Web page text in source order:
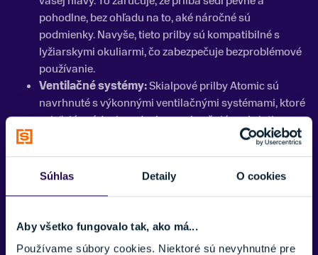
Súhlas Detaily O cookies
Aby všetko fungovalo tak, ako má...
Používame súbory cookies. Niektoré sú nevyhnutné pre
pohodlne, bez ohľadu na to, aké náročné sú
podmienky. Navyše, tieto prilby sú kompatibilné s
lyžiarskymi okuliarmi, čo zabezpečuje bezproblémové
používanie.
Ventilačné systémy:Skialpové prilby Atomic sú
navrhnuté s výkonnými ventilačnými systémami, ktoré
zaisťujú prúdenie vzduchu a zabraňujú prehriatiu
hlavy počas intenzívnych výstupov. Integrované
otvory umožňujú reguláciu teploty vo vnútri prilby, čo
prispieva k celkovému komfortu.
prilieb Atomic